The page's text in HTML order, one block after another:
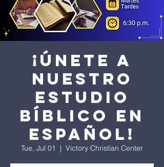
¡Únete a
nuestro
Estudio
Bíblico en
Español!
Tue, Jul 01
  |
Victory Christian Center